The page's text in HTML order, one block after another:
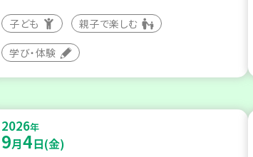
子ども 親子で楽しむ
学び・体験
2026年
9月4日(金)